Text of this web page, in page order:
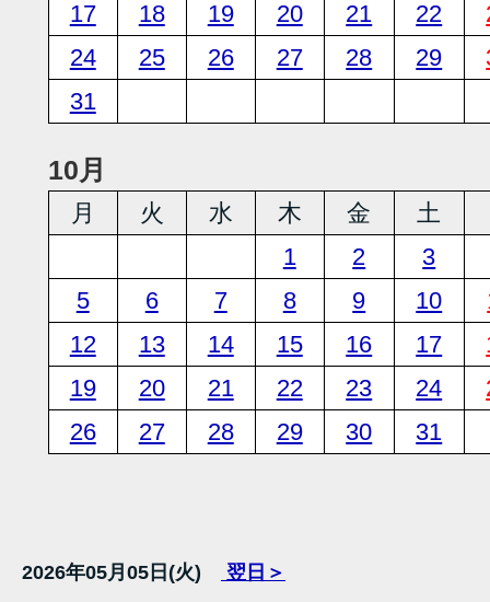
17
18 19 20 21 22
24
25 26 27 28 29
31
10月
月 火 水 木 金 土
1
2
3
5
6 7 8 9 10
12
13 14 15 16 17
19
20 21 22 23 24
26
27 28 29 30 31
2026年05月05日(火) 翌日＞